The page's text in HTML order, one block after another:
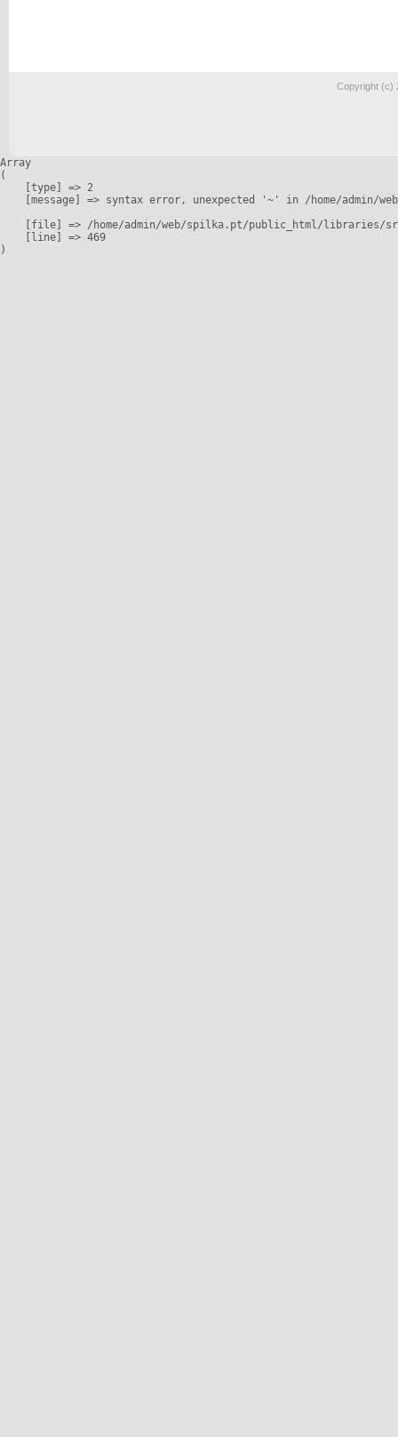
Copyright (c)
Array
(
    [type] => 2
[message] => syntax error, unexpected '~' in /home/admin/
[file] => /home/admin/web/spilka.pt/public_html/libraries/
    [line] => 469